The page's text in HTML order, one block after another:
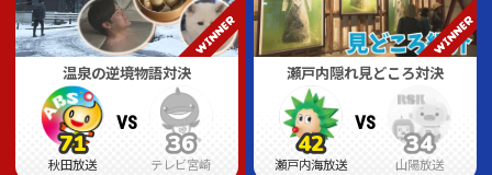
温泉の逆境物語対決
VS
秋田放送
71
71
71
テレビ宮崎
36
36
36
瀬戸内隠れ見どころ対決
VS
瀬戸内海放送
42
42
42
山陽放送
34
34
34